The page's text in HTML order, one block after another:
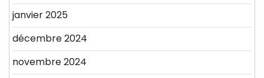
janvier 2025
décembre 2024
novembre 2024